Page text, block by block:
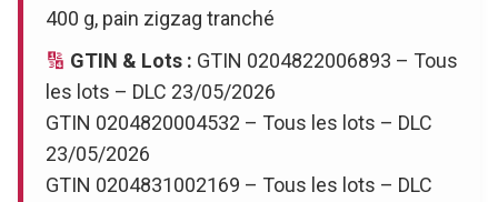
400 g, pain zigzag tranché
🔢 GTIN & Lots : GTIN 0204822006893 – Tous
les lots – DLC 23/05/2026
GTIN 0204820004532 – Tous les lots – DLC
23/05/2026
GTIN 0204831002169 – Tous les lots – DLC